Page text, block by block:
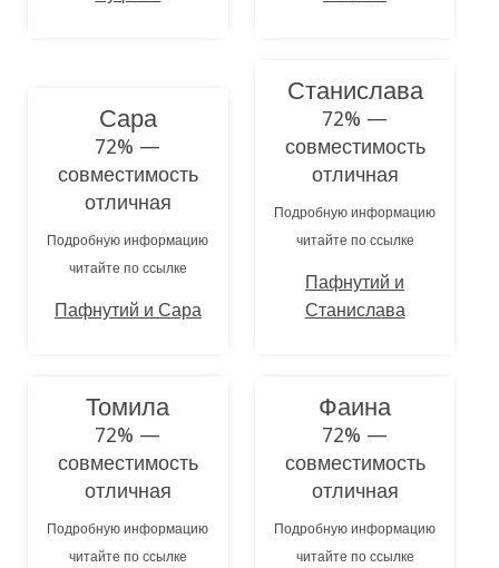
Сара
72% —
совместимость
отличная
Подробную информацию
читайте по ссылке
Пафнутий и Сара
Станислава
72% —
совместимость
отличная
Подробную информацию
читайте по ссылке
Пафнутий и
Станислава
Томила
72% —
совместимость
отличная
Подробную информацию
читайте по ссылке
Фаина
72% —
совместимость
отличная
Подробную информацию
читайте по ссылке